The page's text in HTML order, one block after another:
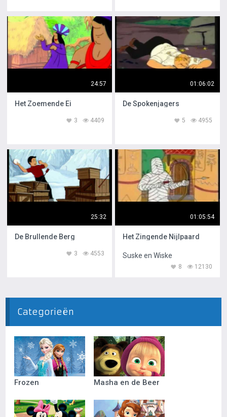
24:57
Het Zoemende Ei
4409
3
01:06:02
De Spokenjagers
4955
5
25:32
De Brullende Berg
4553
3
01:05:54
Het Zingende Nijlpaard
Suske en Wiske
12130
8
Categorieën
Frozen Masha en de Beer